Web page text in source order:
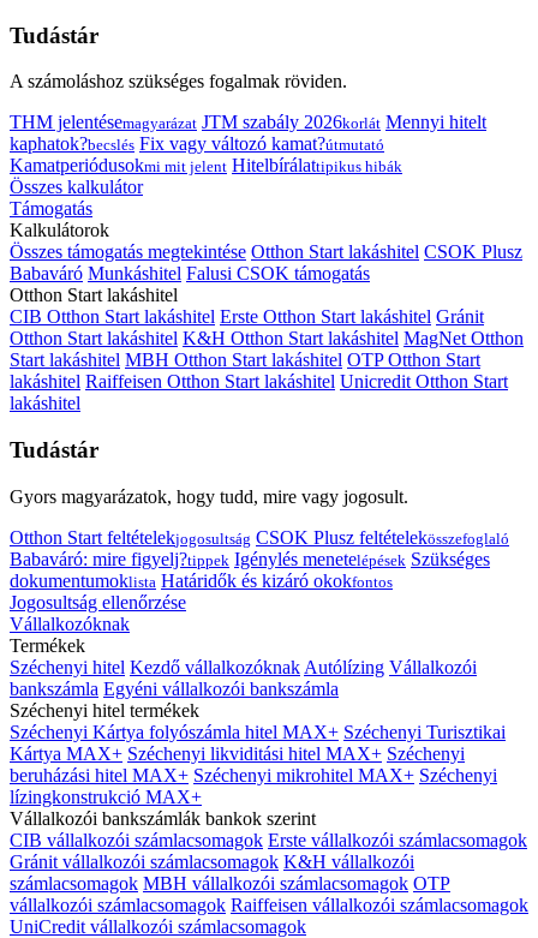
Tudástár
A számoláshoz szükséges fogalmak röviden.
THM jelentésemagyarázat JTM szabály 2026korlát Mennyi hitelt
kaphatok?becslés Fix vagy változó kamat?útmutató
Kamatperiódusokmi mit jelent Hitelbírálattipikus hibák
Összes kalkulátor
Támogatás
Kalkulátorok
Összes támogatás megtekintése Otthon Start lakáshitel CSOK Plusz
Babaváró Munkáshitel Falusi CSOK támogatás
Otthon Start lakáshitel
CIB Otthon Start lakáshitel Erste Otthon Start lakáshitel Gránit
Otthon Start lakáshitel K&H Otthon Start lakáshitel MagNet Otthon
Start lakáshitel MBH Otthon Start lakáshitel OTP Otthon Start
lakáshitel Raiffeisen Otthon Start lakáshitel Unicredit Otthon Start
lakáshitel
Tudástár
Gyors magyarázatok, hogy tudd, mire vagy jogosult.
Otthon Start feltételekjogosultság CSOK Plusz feltételekösszefoglaló
Babaváró: mire figyelj?tippek Igénylés menetelépések Szükséges
dokumentumoklista Határidők és kizáró okokfontos
Jogosultság ellenőrzése
Vállalkozóknak
Termékek
Széchenyi hitel Kezdő vállalkozóknak Autólízing Vállalkozói
bankszámla Egyéni vállalkozói bankszámla
Széchenyi hitel termékek
Széchenyi Kártya folyószámla hitel MAX+ Széchenyi Turisztikai
Kártya MAX+ Széchenyi likviditási hitel MAX+ Széchenyi
beruházási hitel MAX+ Széchenyi mikrohitel MAX+ Széchenyi
lízingkonstrukció MAX+
Vállalkozói bankszámlák bankok szerint
CIB vállalkozói számlacsomagok Erste vállalkozói számlacsomagok
Gránit vállalkozói számlacsomagok K&H vállalkozói
számlacsomagok MBH vállalkozói számlacsomagok OTP
vállalkozói számlacsomagok Raiffeisen vállalkozói számlacsomagok
UniCredit vállalkozói számlacsomagok